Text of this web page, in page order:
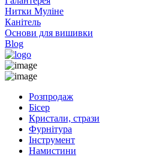
Нитки Муліне
Канітель
Основи для вишивки
Blog
Розпродаж
Бісер
Кристали, стрази
Фурнітура
Інструмент
Намистини